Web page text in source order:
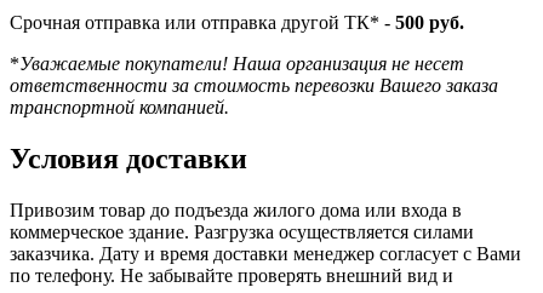
Срочная отправка или отправка другой ТК* - 500 руб.
*Уважаемые покупатели! Наша организация не несет
ответственности за стоимость перевозки Вашего заказа
транспортной компанией.
Условия доставки
Привозим товар до подъезда жилого дома или входа в
коммерческое здание. Разгрузка осуществляется силами
заказчика. Дату и время доставки менеджер согласует с Вами
по телефону. Не забывайте проверять внешний вид и